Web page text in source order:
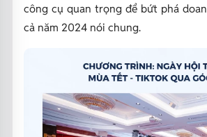
công cụ quan trọng để bứt phá
cả năm 2024 nói chung.